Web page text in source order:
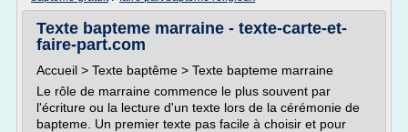
Texte bapteme marraine - texte-carte-et-
faire-part.com
Accueil > Texte baptême > Texte bapteme marraine
Le rôle de marraine commence le plus souvent par
l'écriture ou la lecture d'un texte lors de la cérémonie de
bapteme. Un premier texte pas facile à choisir et pour